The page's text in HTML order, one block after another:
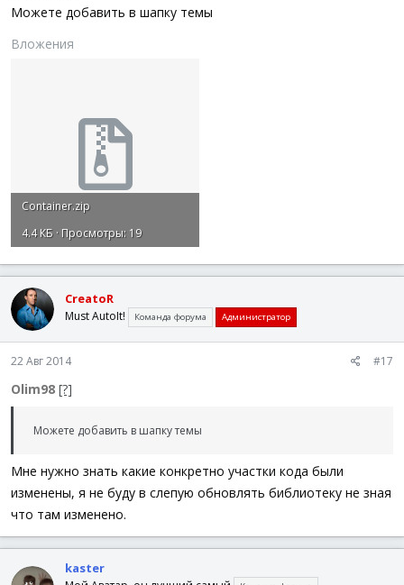
Можете добавить в шапку темы
Вложения
Container.zip
4.4 КБ · Просмотры: 19
CreatoR
Must AutoIt! Команда форума Администратор
22 Авг 2014 #17
Olim98 [?]
Можете добавить в шапку темы
Мне нужно знать какие конкретно участки кода были
изменены, я не буду в слепую обновлять библиотеку не зная
что там изменено.
kaster